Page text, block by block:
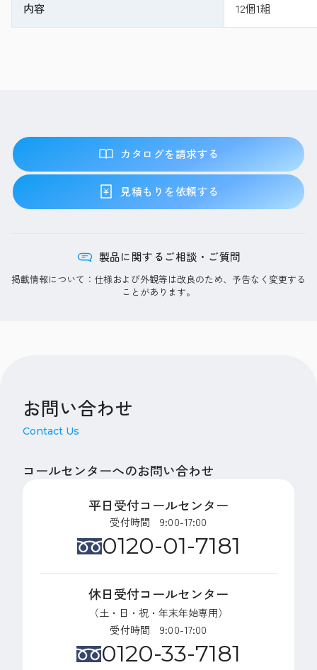
内容 12個1組
カタログを請求する
見積もりを依頼する
製品に関するご相談・ご質問
掲載情報について：仕様および外観等は改良のため、予告なく変更する
ことがあります。
お問い合わせ
Contact Us
コールセンターへのお問い合わせ
平日受付コールセンター
受付時間 9:00-17:00
0120-01-7181
休日受付コールセンター
（土・日・祝・年末年始専用）
受付時間 9:00-17:00
0120-33-7181